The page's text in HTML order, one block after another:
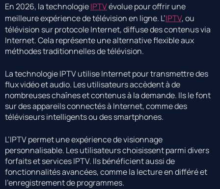
En 2026, la technologieIPTVévolue pour offrir une
meilleure expérience de télévision en ligne. L’IPTV, ou
télévision sur protocole Internet, diffuse des contenus via
Internet. Cela représente une alternative flexible aux
méthodes traditionnelles de télévision.
La technologie IPTV utilise Internet pour transmettre des
flux vidéo et audio. Les utilisateurs accèdent à de
nombreuses chaînes et contenus à la demande. Ils le font
sur des appareils connectés à Internet, comme des
téléviseurs intelligents ou des smartphones.
L’IPTV permet une expérience de visionnage
personnalisable. Les utilisateurs choisissent parmi divers
forfaits et services IPTV. Ils bénéficient aussi de
fonctionnalités avancées, comme la lecture en différé et
l’enregistrement de programmes.